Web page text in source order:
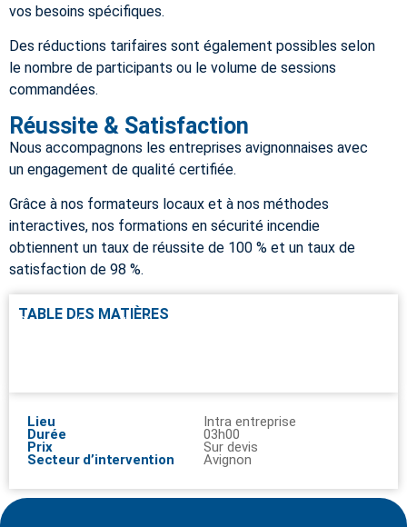
vos besoins spécifiques.
Des réductions tarifaires sont également possibles selon
le nombre de participants ou le volume de sessions
commandées.
Réussite & Satisfaction
Nous accompagnons les entreprises avignonnaises avec
un engagement de qualité certifiée.
Grâce à nos formateurs locaux et à nos méthodes
interactives, nos formations en sécurité incendie
obtiennent un taux de réussite de 100 % et un taux de
satisfaction de 98 %.
Lieu
Durée
Prix
Secteur d’intervention
Intra entreprise
03h00
Sur devis
Avignon
TABLE DES MATIÈRES
Pourquoi faire cette formation ?